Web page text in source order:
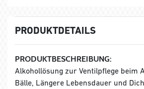
PRODUKTDETAILS
PRODUKTBESCHREIBUNG:
Alkohollösung zur Ventilpflege beim
Bälle, Längere Lebensdauer und